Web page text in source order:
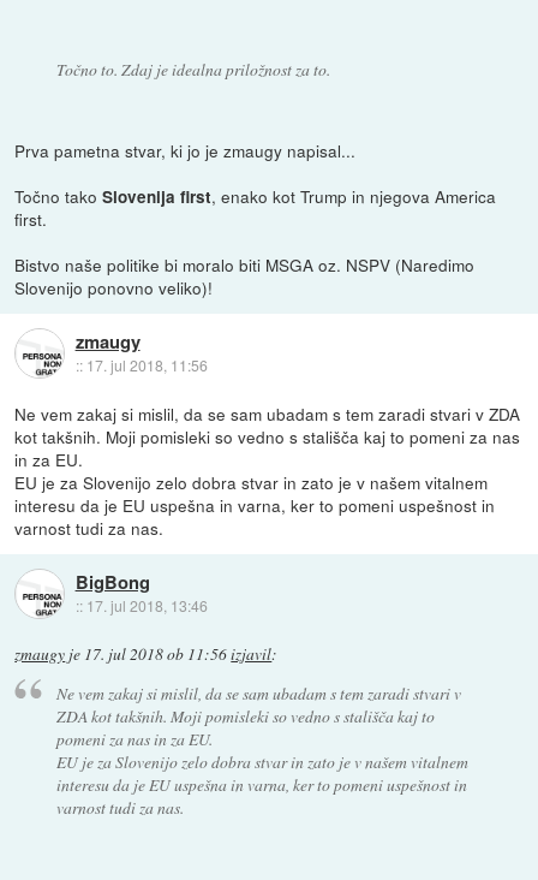
Točno to. Zdaj je idealna priložnost za to.
Prva pametna stvar, ki jo je zmaugy napisal...
Točno takoSlovenija first, enako kot Trump in njegova America
first.
Bistvo naše politike bi moralo biti MSGA oz. NSPV (Naredimo
Slovenijo ponovno veliko)!
zmaugy
:: 17. jul 2018, 11:56
Ne vem zakaj si mislil, da se sam ubadam s tem zaradi stvari v ZDA
kot takšnih. Moji pomisleki so vedno s stališča kaj to pomeni za nas
in za EU.
EU je za Slovenijo zelo dobra stvar in zato je v našem vitalnem
interesu da je EU uspešna in varna, ker to pomeni uspešnost in
varnost tudi za nas.
BigBong
:: 17. jul 2018, 13:46
zmaugy je 17. jul 2018 ob 11:56izjavil:
Ne vem zakaj si mislil, da se sam ubadam s tem zaradi stvari v
ZDA kot takšnih. Moji pomisleki so vedno s stališča kaj to
pomeni za nas in za EU.
EU je za Slovenijo zelo dobra stvar in zato je v našem vitalnem
interesu da je EU uspešna in varna, ker to pomeni uspešnost in
varnost tudi za nas.